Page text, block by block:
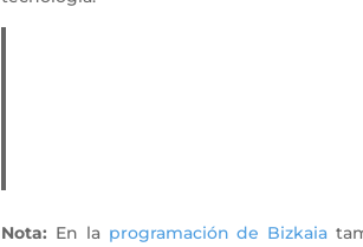
Nota: En la programación de Bizkaia